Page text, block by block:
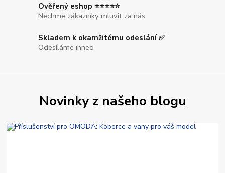
Ověřený eshop ⭐⭐⭐⭐⭐
Nechme zákazníky mluvit za nás
Skladem k okamžitému odeslání ✅
Odesíláme ihned
Novinky z našeho blogu